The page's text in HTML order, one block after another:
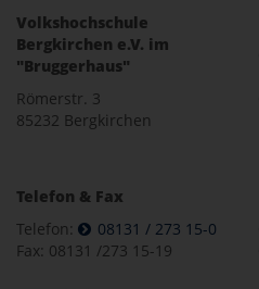
Volkshochschule
Bergkirchen e.V. im
"Bruggerhaus"
Römerstr. 3
85232 Bergkirchen
Telefon & Fax
Telefon:
08131 / 273 15-0
Fax: 08131 /273 15-19